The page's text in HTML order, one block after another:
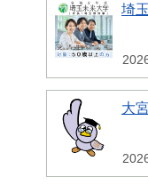
埼
大